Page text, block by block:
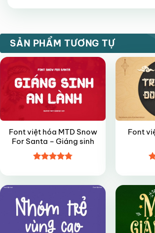
hạng55
SẢN PHẨM TƯƠNG TỰ
VIP
Font việt hóa MTD Snow
For Santa – Giáng sinh
hạng4.85
sao
Font